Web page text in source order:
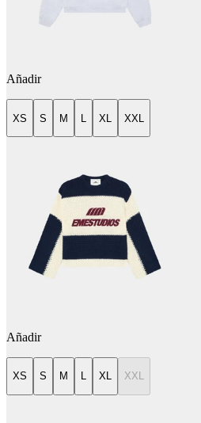
Añadir
XS S M XL XXL
Añadir
XS S M L XL XXL